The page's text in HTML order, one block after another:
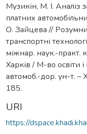
Музикін, М. І. Аналіз
платних
О. Зайцева //
транспортні
міжнар. наук.-практ.
Харків / М-во освіти
автомоб.-дор. ун-т.
185.
URI
https://